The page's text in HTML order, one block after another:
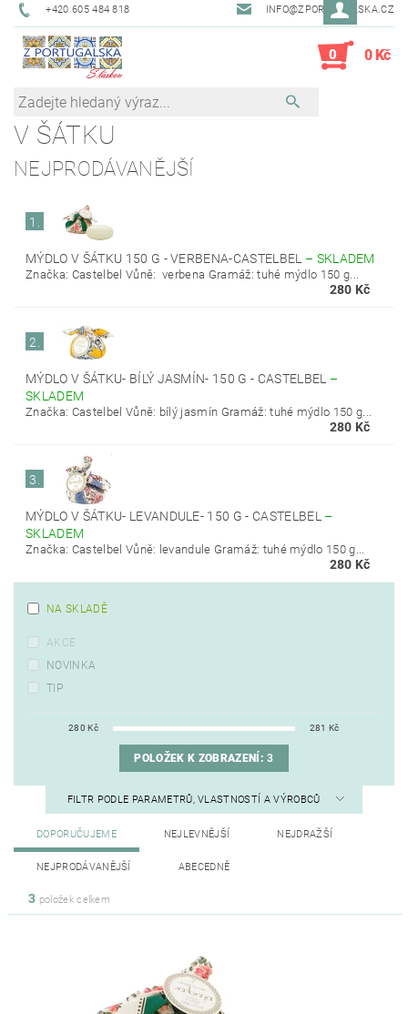
+420 605 484 818 INFO@ZPORTUGALSKA.CZ
0 0 Kč
V ŠÁTKU
NEJPRODÁVANĚJŠÍ
1.
MÝDLO V ŠÁTKU 150 G - VERBENA-CASTELBEL – SKLADEM
Značka: Castelbel Vůně: verbena Gramáž: tuhé mýdlo 150 g...
280 Kč
2.
MÝDLO V ŠÁTKU- BÍLÝ JASMÍN- 150 G - CASTELBEL –
SKLADEM
Značka: Castelbel Vůně: bílý jasmín Gramáž: tuhé mýdlo 150 g...
280 Kč
3.
MÝDLO V ŠÁTKU- LEVANDULE- 150 G - CASTELBEL –
SKLADEM
Značka: Castelbel Vůně: levandule Gramáž: tuhé mýdlo 150 g...
280 Kč
NA SKLADĚ
AKCE
NOVINKA
TIP
280 Kč 281 Kč
POLOŽEK K ZOBRAZENÍ:3
FILTR PODLE PARAMETRŮ, VLASTNOSTÍ A VÝROBCŮ
DOPORUČUJEME NEJLEVNĚJŠÍ NEJDRAŽŠÍ
NEJPRODÁVANĚJŠÍ ABECEDNĚ
3 položek celkem